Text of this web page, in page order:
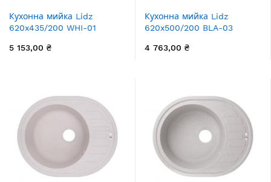
Кухонна мийка Lidz
620x435/200 WHI-01
5 153,00 ₴
Кухонна мийка Lidz
620x500/200 BLA-03
4 763,00 ₴